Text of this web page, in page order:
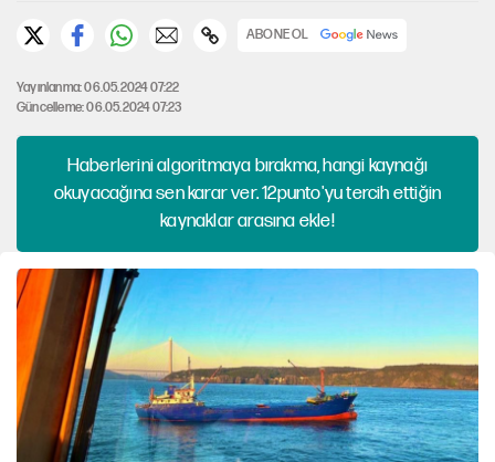
ABONE OL
Yayınlanma: 06.05.2024 07:22
Güncelleme: 06.05.2024 07:23
Haberlerini algoritmaya bırakma, hangi kaynağı
okuyacağına sen karar ver. 12punto'yu tercih ettiğin
kaynaklar arasına ekle!